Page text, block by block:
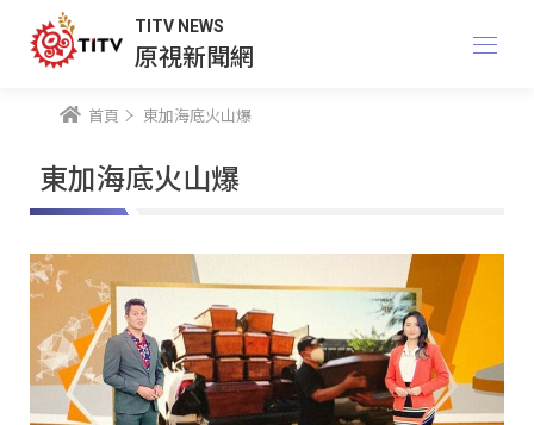
TITV NEWS
原視新聞網
首頁 東加海底火山爆
東加海底火山爆